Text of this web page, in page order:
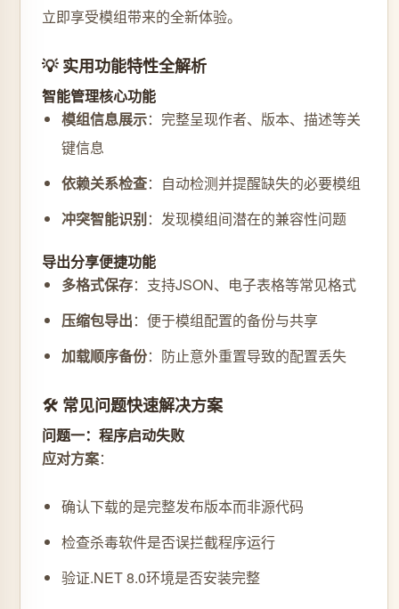
立即享受模组带来的全新体验。
💡 实用功能特性全解析
智能管理核心功能
模组信息展示：完整呈现作者、版本、描述等关
键信息
依赖关系检查：自动检测并提醒缺失的必要模组
冲突智能识别：发现模组间潜在的兼容性问题
导出分享便捷功能
多格式保存：支持JSON、电子表格等常见格式
压缩包导出：便于模组配置的备份与共享
加载顺序备份：防止意外重置导致的配置丢失
🛠️ 常见问题快速解决方案
问题一：程序启动失败
应对方案：
确认下载的是完整发布版本而非源代码
检查杀毒软件是否误拦截程序运行
验证.NET 8.0环境是否安装完整